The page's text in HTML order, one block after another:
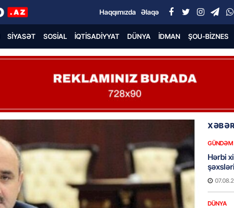
Haqqımızda Əlaqə
SIYASƏT SOSIAL İQTISADIYYAT DÜNYA İDMAN ŞOU-BIZNES
GÜNDƏM
Hərbi
DÜNYA